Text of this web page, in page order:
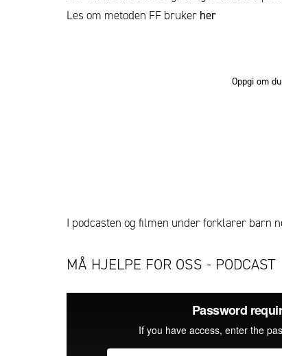
Les om metoden FF bruker her
Oppgi om
I podcasten og filmen under forklarer barn
MÅ HJELPE FOR OSS - PODCAST